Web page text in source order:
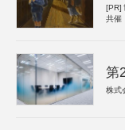
[PR]
共催
第
株式